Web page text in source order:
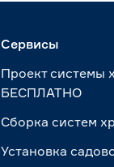
Сервисы
Проект системы
БЕСПЛАТНО
Сборка систем
Установка